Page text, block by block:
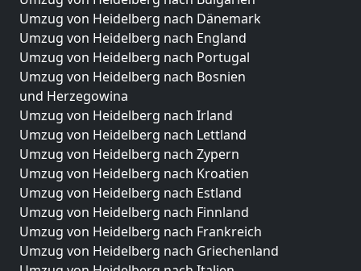
Umzug von Heidelberg nach Dänemark
Umzug von Heidelberg nach England
Umzug von Heidelberg nach Portugal
Umzug von Heidelberg nach Bosnien
und Herzegowina
Umzug von Heidelberg nach Irland
Umzug von Heidelberg nach Lettland
Umzug von Heidelberg nach Zypern
Umzug von Heidelberg nach Kroatien
Umzug von Heidelberg nach Estland
Umzug von Heidelberg nach Finnland
Umzug von Heidelberg nach Frankreich
Umzug von Heidelberg nach Griechenland